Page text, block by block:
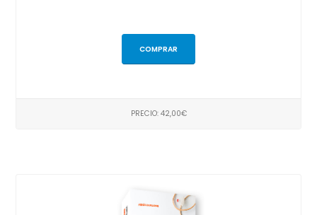
COMPRAR
PRECIO: 42,00€